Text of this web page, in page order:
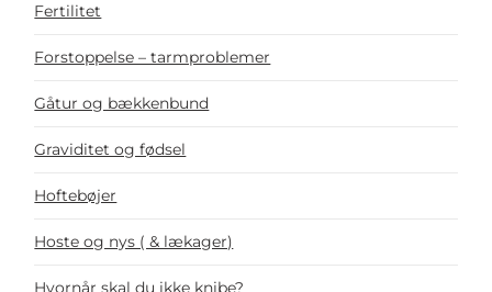
Fertilitet
Forstoppelse – tarmproblemer
Gåtur og bækkenbund
Graviditet og fødsel
Hoftebøjer
Hoste og nys ( & lækager)
Hvornår skal du ikke knibe?